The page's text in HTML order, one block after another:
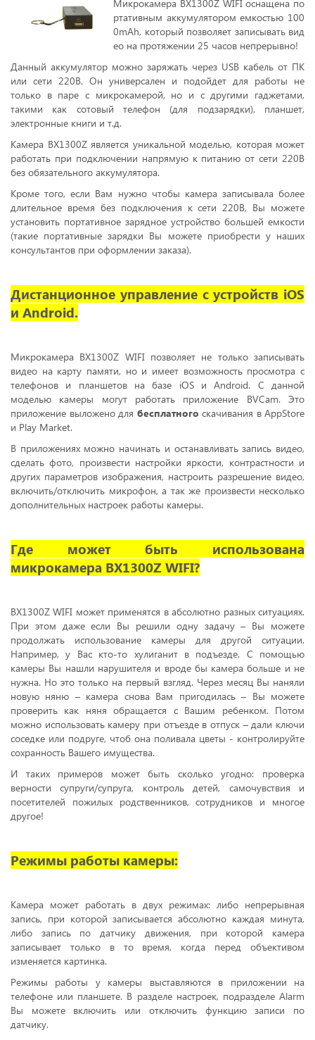
Микрокамера BX1300Z WIFI оснащена по
ртативным аккумулятором емкостью 100
0mAh, который позволяет записывать вид
ео на протяжении 25 часов непрерывно!
Данный аккумулятор можно заряжать через USB кабель от ПК
или сети 220В. Он универсален и подойдет для работы не
только в паре с микрокамерой, но и с другими гаджетами,
такими как сотовый телефон (для подзарядки), планшет,
электронные книги и т.д.
Камера BX1300Z является уникальной моделью, которая может
работать при подключении напрямую к питанию от сети 220В
без обязательного аккумулятора.
Кроме того, если Вам нужно чтобы камера записывала более
длительное время без подключения к сети 220В, Вы можете
установить портативное зарядное устройство большей емкости
(такие портативные зарядки Вы можете приобрести у наших
консультантов при оформлении заказа).
Дистанционное управление с устройств iOS
и Android.
Микрокамера BX1300Z WIFI позволяет не только записывать
видео на карту памяти, но и имеет возможность просмотра с
телефонов и планшетов на базе iOS и Android. С данной
моделью камеры могут работать приложение BVCam. Это
приложение выложено для бесплатного скачивания в AppStore
и Play Market.
В приложениях можно начинать и останавливать запись видео,
сделать фото, произвести настройки яркости, контрастности и
других параметров изображения, настроить разрешение видео,
включить/отключить микрофон, а так же произвести несколько
дополнительных настроек работы камеры.
Где может быть использована
микрокамера BX1300Z WIFI?
BX1300Z WIFI может применятся в абсолютно разных ситуациях.
При этом даже если Вы решили одну задачу – Вы можете
продолжать использование камеры для другой ситуации.
Например, у Вас кто-то хулиганит в подъезде. С помощью
камеры Вы нашли нарушителя и вроде бы камера больше и не
нужна. Но это только на первый взгляд. Через месяц Вы наняли
новую няню – камера снова Вам пригодилась – Вы можете
проверить как няня обращается с Вашим ребенком. Потом
можно использовать камеру при отъезде в отпуск – дали ключи
соседке или подруге, чтоб она поливала цветы - контролируйте
сохранность Вашего имущества.
И таких примеров может быть сколько угодно: проверка
верности супруги/супруга, контроль детей, самочувствия и
посетителей пожилых родственников, сотрудников и многое
другое!
Режимы работы камеры:
Камера может работать в двух режимах: либо непрерывная
запись, при которой записывается абсолютно каждая минута,
либо запись по датчику движения, при которой камера
записывает только в то время, когда перед объективом
изменяется картинка.
Режимы работы у камеры выставляются в приложении на
телефоне или планшете. В разделе настроек, подразделе Alarm
Вы можете включить или отключить функцию записи по
датчику.